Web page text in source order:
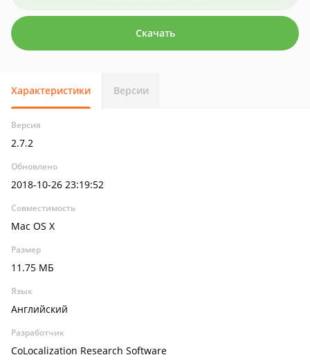
Скачать
Характеристики Версии
Версия
2.7.2
Обновлено
2018-10-26 23:19:52
Совместимость
Mac OS X
Размер
11.75 МБ
Язык
Английский
Разработчик
CoLocalization Research Software